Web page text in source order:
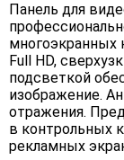
Панель для
многоэкранных
Full HD,
подсветкой
изображение.
отражения.
в контрольных
рекламных